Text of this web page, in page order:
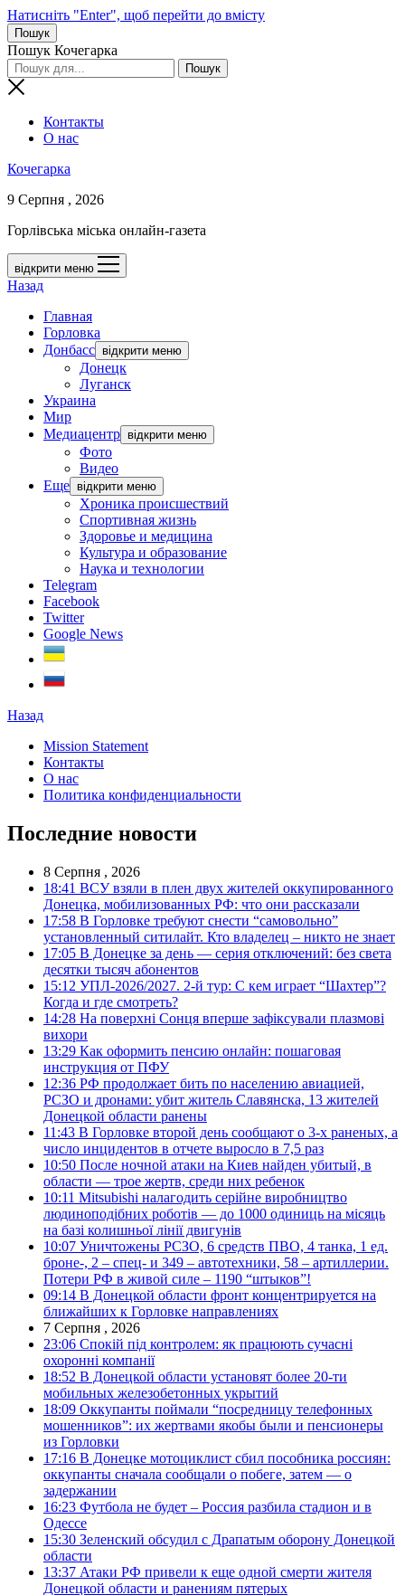
Натисніть "Enter", щоб перейти до вмісту
Пошук
Пошук Кочегарка
Контакты
О нас
Кочегарка
9 Серпня , 2026
Горлівська міська онлайн-газета
відкрити меню
Назад
Главная
Горловка
Донбасс відкрити меню
Донецк
Луганск
Украина
Мир
Медиацентр відкрити меню
Фото
Видео
Еще відкрити меню
Хроника происшествий
Спортивная жизнь
Здоровье и медицина
Культура и образование
Наука и технологии
Telegram
Facebook
Twitter
Google News
Назад
Mission Statement
Контакты
О нас
Политика конфиденциальности
Последние новости
8 Серпня , 2026
18:41 ВСУ взяли в плен двух жителей оккупированного
Донецка, мобилизованных РФ: что они рассказали
17:58 В Горловке требуют снести “самовольно”
установленный ситилайт. Кто владелец – никто не знает
17:05 В Донецке за день — серия отключений: без света
десятки тысяч абонентов
15:12 УПЛ-2026/2027. 2-й тур: С кем играет “Шахтер”?
Когда и где смотреть?
14:28 На поверхні Сонця вперше зафіксували плазмові
вихори
13:29 Как оформить пенсию онлайн: пошаговая
инструкция от ПФУ
12:36 РФ продолжает бить по населению авиацией,
РСЗО и дронами: убит житель Славянска, 13 жителей
Донецкой области ранены
11:43 В Горловке второй день сообщают о 3-х раненых, а
число инцидентов в отчете выросло в 7,5 раз
10:50 После ночной атаки на Киев найден убитый, в
области — трое жертв, среди них ребенок
10:11 Mitsubishi налагодить серійне виробництво
людиноподібних роботів — до 1000 одиниць на місяць
на базі колишньої лінії двигунів
10:07 Уничтожены РСЗО, 6 средств ПВО, 4 танка, 1 ед.
броне-, 2 – спец- и 349 – автотехники, 58 – артиллерии.
Потери РФ в живой силе – 1190 “штыков”!
09:14 В Донецкой области фронт концентрируется на
ближайших к Горловке направлениях
7 Серпня , 2026
23:06 Спокій під контролем: як працюють сучасні
охоронні компанії
18:52 В Донецкой области установят более 20-ти
мобильных железобетонных укрытий
18:09 Оккупанты поймали “посредницу телефонных
мошенников”: их жертвами якобы были и пенсионеры
из Горловки
17:16 В Донецке мотоциклист сбил пособника россиян:
оккупанты сначала сообщали о побеге, затем — о
задержании
16:23 Футбола не будет – Россия разбила стадион и в
Одессе
15:30 Зеленский обсудил с Драпатым оборону Донецкой
области
13:37 Атаки РФ привели к еще одной смерти жителя
Донецкой области и ранениям пятерых